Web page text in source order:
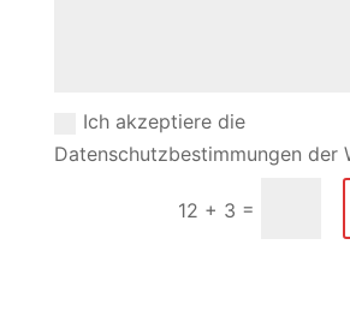
Ich akzeptiere die
Datenschutzbestimmungen der
12 + 3 =